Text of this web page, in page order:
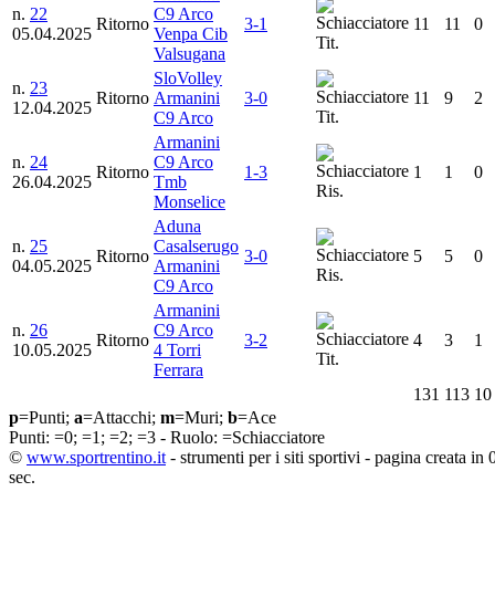
n. 22
05.04.2025
Ritorno
C9 Arco
Venpa Cib
Valsugana
3-1
Tit.
11 11 0
n. 23
12.04.2025
Ritorno
SloVolley
Armanini
C9 Arco
3-0
Tit.
11 9 2
n. 24
26.04.2025
Ritorno
Armanini
C9 Arco
Tmb
Monselice
1-3
Ris.
1 1 0
n. 25
04.05.2025
Ritorno
Aduna
Casalserugo
Armanini
C9 Arco
3-0
Ris.
5 5 0
n. 26
10.05.2025
Ritorno
Armanini
C9 Arco
4 Torri
Ferrara
3-2
Tit.
4 3 1
131 113 10
p=Punti; a=Attacchi; m=Muri; b=Ace
Punti: =0; =1; =2; =3 - Ruolo: =Schiacciatore
© www.sportrentino.it - strumenti per i siti sportivi - pagina creata in
sec.